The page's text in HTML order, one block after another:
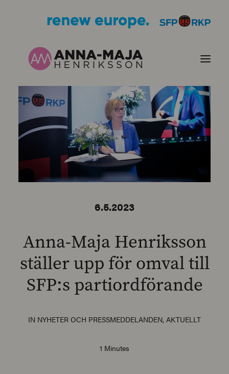
PUBLIKATIONER
HJÄRTEFRÅGOR
PERSONPORTRÄTT
SEARCH
6.5.2023
Anna-Maja Henriksson
ställer upp för omval till
SFP:s partiordförande
IN NYHETER OCH PRESSMEDDELANDEN, AKTUELLT
1 Minutes